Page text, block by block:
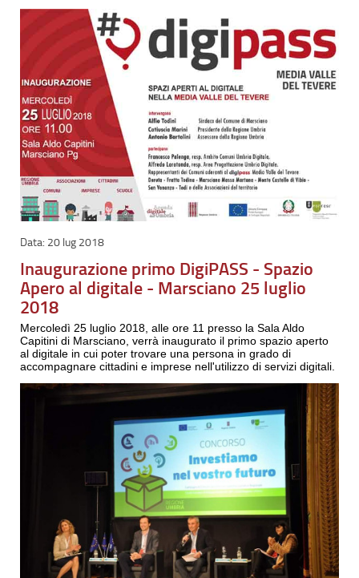
20 lug 2018
Inaugurazione primo DigiPASS - Spazio
Apero al digitale - Marsciano 25 luglio
2018
Mercoledì 25 luglio 2018, alle ore 11 presso la Sala Aldo
Capitini di Marsciano, verrà inaugurato il primo spazio aperto
al digitale in cui poter trovare una persona in grado di
accompagnare cittadini e imprese nell'utilizzo di servizi digitali.